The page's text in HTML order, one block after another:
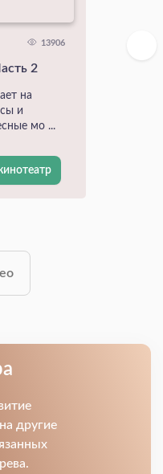
13906
2
на
и
мо ...
другие